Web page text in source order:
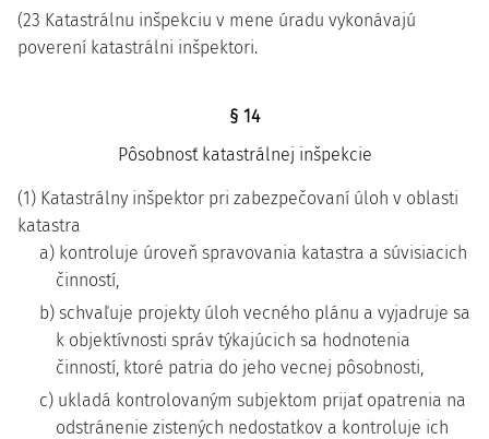
(23 Katastrálnu inšpekciu v mene úradu vykonávajú
poverení katastrálni inšpektori.
§ 14
Pôsobnosť katastrálnej inšpekcie
(1) Katastrálny inšpektor pri zabezpečovaní úloh v oblasti
katastra
a) kontroluje úroveň spravovania katastra a súvisiacich
činností,
b) schvaľuje projekty úloh vecného plánu a vyjadruje sa
k objektívnosti správ týkajúcich sa hodnotenia
činností, ktoré patria do jeho vecnej pôsobnosti,
c) ukladá kontrolovaným subjektom prijať opatrenia na
odstránenie zistených nedostatkov a kontroluje ich